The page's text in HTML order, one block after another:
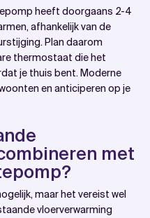
heeft doorgaans 2-4
afhankelijk van de
Plan daarom
thermostaat die het
je thuis bent. Moderne
en anticiperen op je
met
maar het vereist wel
vloerverwarming